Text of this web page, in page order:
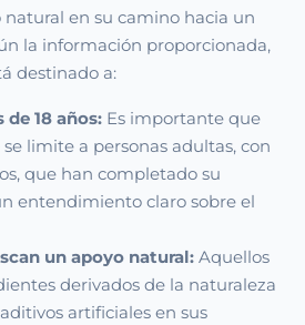
en su camino hacia un
la información proporcionada,
destinado a:
18 años: Es importante que
limite a personas adultas, con
que han completado su
entendimiento claro sobre el
un apoyo natural: Aquellos
derivados de la naturaleza
artificiales en sus